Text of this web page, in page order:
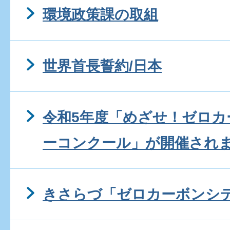
環境政策課の取組
世界首長誓約/日本
令和5年度「めざせ！ゼロ
ーコンクール」が開催され
きさらづ「ゼロカーボンシ